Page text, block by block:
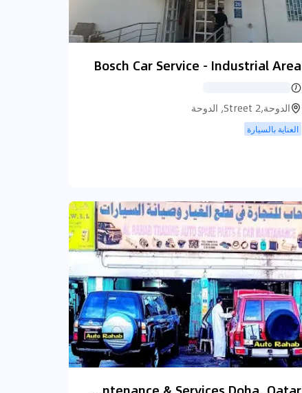
Bosch Car Service - Industrial Area
الدوحة,Street 2, الدوحة
العناية بالسيارة